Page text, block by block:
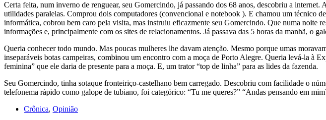
Certa feita, num inverno de renguear, seu Gomercindo, já passando dos 68 anos, descobriu a
utilidades paralelas. Comprou dois computadores (convencional e notebook ). E chamou um técnico
informática, cobrou bem caro pela visita, mas instruiu eficazmente seu Gomercindo. Que numa noite
informações e, principalmente com os sites de relacionamentos. Já passava das 5 horas da manhã, o
Queria conhecer todo mundo. Mas poucas mulheres lhe davam atenção. Mesmo porque umas
inseparáveis botas campeiras, combinou um encontro com a moça de Porto Alegre. Queria levá-la à
feminina” que ele daria de presente para a moça. E, um trator “top de linha” para as lides da fazenda.
Seu Gomercindo, tinha sotaque fronteiriço-castelhano bem carregado. Descobriu com facilidade o
telefonema rápido como galope de tubiano, foi categórico: “Tu me queres?” “Andas pensando em
Crônica, Opinião